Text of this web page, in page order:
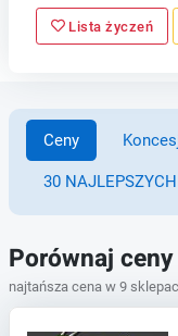
Lista życzeń
Ceny
30
Porównaj ceny
najtańsza cena w 9